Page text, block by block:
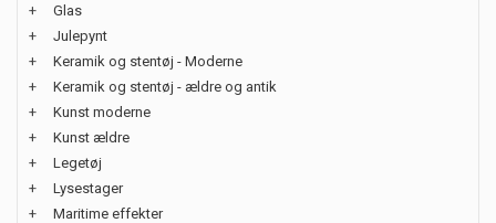
+
Glas
+
Julepynt
+
Keramik og stentøj - Moderne
+
Keramik og stentøj - ældre og antik
+
Kunst moderne
+
Kunst ældre
+
Legetøj
+
Lysestager
+
Maritime effekter